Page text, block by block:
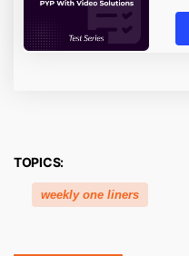
TOPICS:
weekly one liners